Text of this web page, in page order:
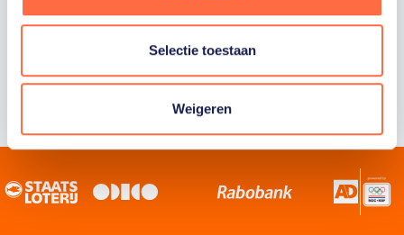
Selectie toestaan
Weigeren